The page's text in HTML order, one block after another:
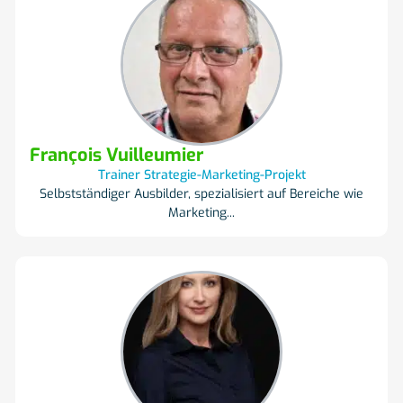
Unternehmen gründete er 2015 die Firma P-File Services
Sàrl, deren Dienstleistungen sich an KMU und
Privatpersonen richten. Darüber hinaus ist er Dozent für
die Module Sozialversicherungen und Löhne im Rahmen
des Personalmanagements, des Personalfachausweises
sowie des Fachausweises in Buchhaltung und
Treuhandwesen. Er ist eidgenössischer Experte für HRSE
und examen.ch.
François Vuilleumier
Trainer Strategie-Marketing-Projekt
Selbstständiger Ausbilder, spezialisiert auf Bereiche wie
Marketing...
unterrichtet er seit über zwanzig Jahren an Hochschulen
und Ausbildungsinstituten in der Westschweiz. Er hat sein
Wirtschaftsstudium mit einem eidgenössischen
Fachausweis in Marketing und anschließend mit einem
DAS in Pädagogik abgeschlossen. Diese Ausbildungen,
kombiniert mit seiner praktischen Erfahrung als
Projektleiter und Verkaufsleiter, stärken seinen auf